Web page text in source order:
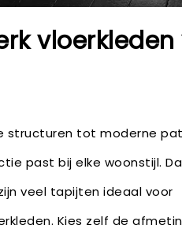
vloerkleden
structuren tot moderne
past bij elke woonstijl.
veel tapijten ideaal voor
Kies zelf de